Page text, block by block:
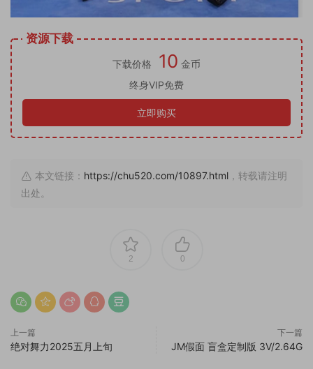
资源下载
下载价格 10 金币
终身VIP免费
立即购买
本文链接： https://chu520.com/10897.html ，转载请注明
出处。
2 0
上一篇
绝对舞力2025五月上旬
下一篇
JM假面 盲盒定制版 3V/2.64G